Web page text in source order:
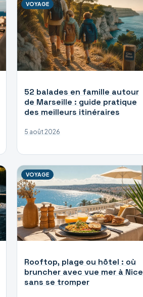
VOYAGE
52 balades en famille autour
de Marseille : guide pratique
des meilleurs itinéraires
5 août 2026
VOYAGE
Rooftop, plage ou hôtel : où
bruncher avec vue mer à Nice
sans se tromper